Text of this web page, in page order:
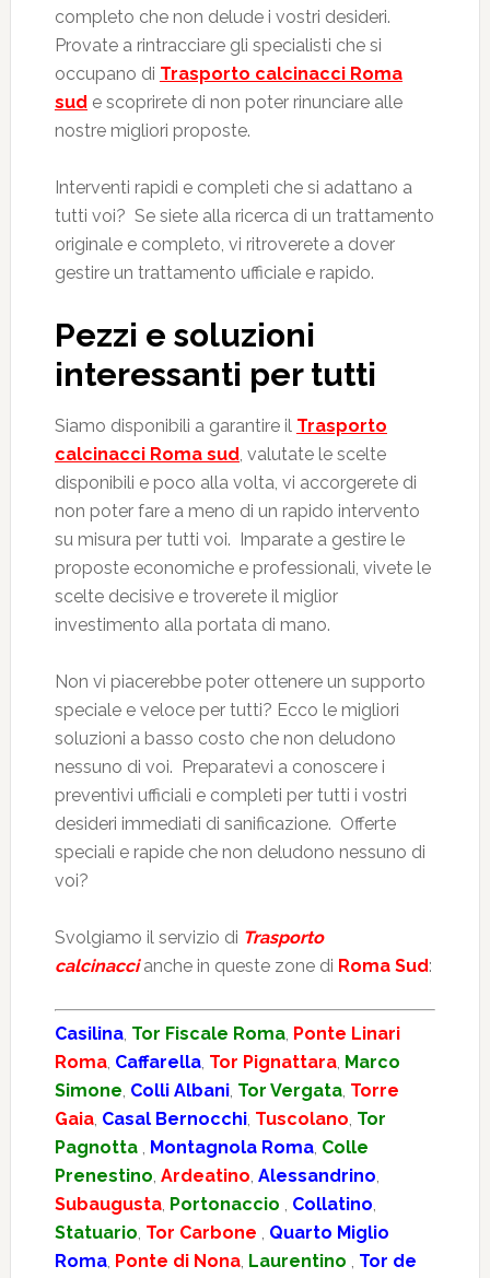
completo che non delude i vostri desideri.
Provate a rintracciare gli specialisti che si
occupano di Trasporto calcinacci Roma
sud e scoprirete di non poter rinunciare alle
nostre migliori proposte.
Interventi rapidi e completi che si adattano a
tutti voi? Se siete alla ricerca di un trattamento
originale e completo, vi ritroverete a dover
gestire un trattamento ufficiale e rapido.
Pezzi e soluzioni
interessanti per tutti
Siamo disponibili a garantire il Trasporto
calcinacci Roma sud, valutate le scelte
disponibili e poco alla volta, vi accorgerete di
non poter fare a meno di un rapido intervento
su misura per tutti voi. Imparate a gestire le
proposte economiche e professionali, vivete le
scelte decisive e troverete il miglior
investimento alla portata di mano.
Non vi piacerebbe poter ottenere un supporto
speciale e veloce per tutti? Ecco le migliori
soluzioni a basso costo che non deludono
nessuno di voi. Preparatevi a conoscere i
preventivi ufficiali e completi per tutti i vostri
desideri immediati di sanificazione. Offerte
speciali e rapide che non deludono nessuno di
voi?
Svolgiamo il servizio di Trasporto
calcinaccianche in queste zone di Roma Sud:
Casilina, Tor Fiscale Roma, Ponte Linari
Roma, Caffarella, Tor Pignattara, Marco
Simone, Colli Albani, Tor Vergata, Torre
Gaia, Casal Bernocchi, Tuscolano, Tor
Pagnotta , Montagnola Roma, Colle
Prenestino, Ardeatino, Alessandrino,
Subaugusta, Portonaccio , Collatino,
Statuario, Tor Carbone , Quarto Miglio
Roma, Ponte di Nona, Laurentino , Tor de